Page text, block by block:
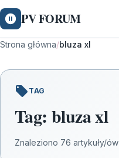
PV FORUM
Strona główna/bluza xl
TAG
Tag: bluza xl
Znaleziono 76 artykuły/ów